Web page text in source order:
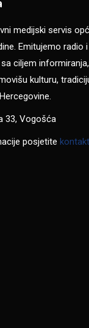
medijski servis
Emitujemo radio
ciljem informiranja,
kulturu,
33, Vogošća
posjetite